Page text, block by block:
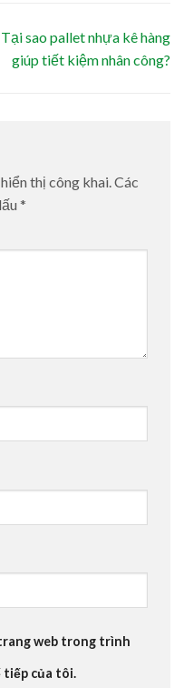
Tại sao pallet nhựa kê hàng
giúp tiết kiệm nhân công?
thị công khai.Các
*
web trong trình
tiếp của tôi.